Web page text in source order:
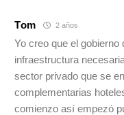
Tom 2 años
Yo creo que el
infraestructura
sector privado que se
complementarias
comienzo así empezó